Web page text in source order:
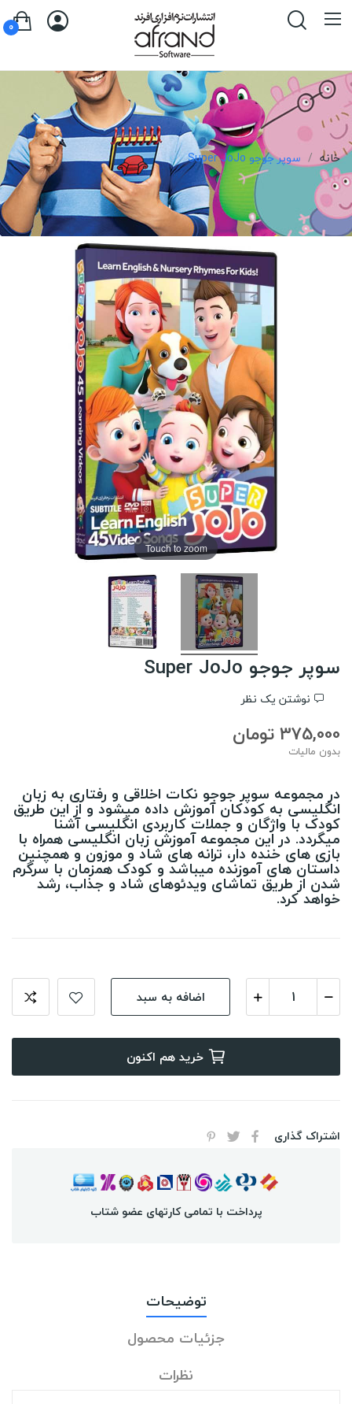
0
خانه سوپر جوجو Super JoJo
Touch to zoom
سوپر جوجو Super JoJo
نوشتن یک نظر
375,000 تومان
بدون مالیات
در مجموعه سوپر جوجو نکات اخلاقی و رفتاری به زبان
انگلیسی به کودکان آموزش داده میشود و از این طریق
کودک با واژگان و جملات کاربردی انگلیسی آشنا
میگردد. در این مجموعه آموزش زبان انگلیسی همراه با
بازی های خنده دار، ترانه های شاد و موزون و همچنین
داستان های آموزنده میباشد و کودک همزمان با سرگرم
شدن از طریق تماشای ویدئوهای شاد و جذاب، رشد
خواهد کرد.
اضافه به سبد
خرید هم اکنون
اشتراک گذاری
پرداخت با تمامی کارتهای عضو شتاب
توضیحات
جزئیات محصول
نظرات